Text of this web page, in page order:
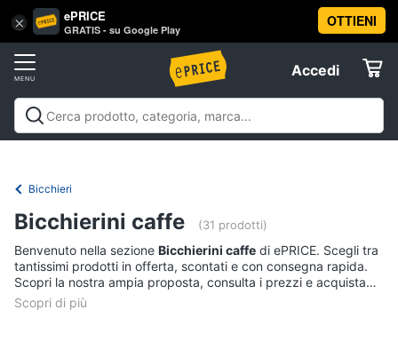
× ePRICE
GRATIS - su Google Play
OTTIENI
Accedi
Accedi
Registrati
Offerte
Informatica
Telefonia
Tv
Vai
al
Casalinghi
In
Friggitrice
ad
aria
da
cucina
Pentola
a
Bicchieri
Bicchierini caffe (31 prodotti)
Benvenuto nella sezione Bicchierini caffe di ePRICE. Scegli tra
tantissimi prodotti in offerta, scontati e con consegna rapida.
Scopri la nostra ampia proposta, consulta i prezzi e acquista
comodamente online.